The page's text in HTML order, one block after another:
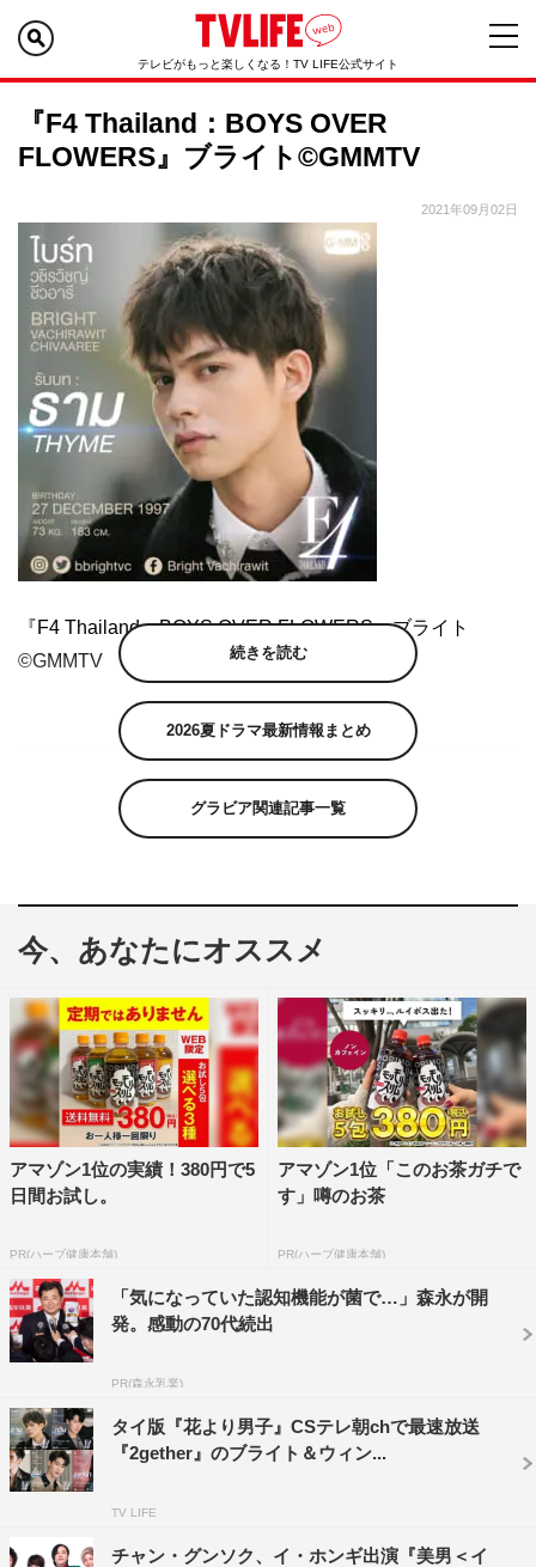
テレビがもっと楽しくなる！TV LIFE公式サイト
『F4 Thailand：BOYS OVER
FLOWERS』ブライト©GMMTV
2021年09月02日
『F4 Thailand：BOYS OVER FLOWERS』ブライト
©GMMTV
続きを読む
2026夏ドラマ最新情報まとめ
グラビア関連記事一覧
今、あなたにオススメ
アマゾン1位の実績！380円で5
日間お試し。
PR(ハーブ健康本舗)
アマゾン1位「このお茶ガチで
す」噂のお茶
PR(ハーブ健康本舗)
「気になっていた認知機能が菌で…」森永が開
発。感動の70代続出
PR(森永乳業)
タイ版『花より男子』CSテレ朝chで最速放送
『2gether』のブライト＆ウィン...
TV LIFE
チャン・グンソク、イ・ホンギ出演『美男＜イ